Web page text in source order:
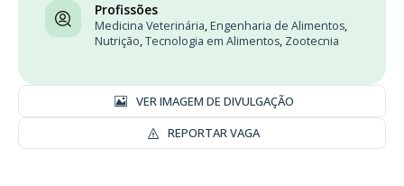
Profissões
Medicina Veterinária, Engenharia de Alimentos,
Nutrição,Tecnologia em Alimentos, Zootecnia
VER IMAGEM DE DIVULGAÇÃO
REPORTAR VAGA